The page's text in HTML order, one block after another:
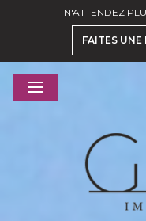
N'ATTENDEZ
FAITES